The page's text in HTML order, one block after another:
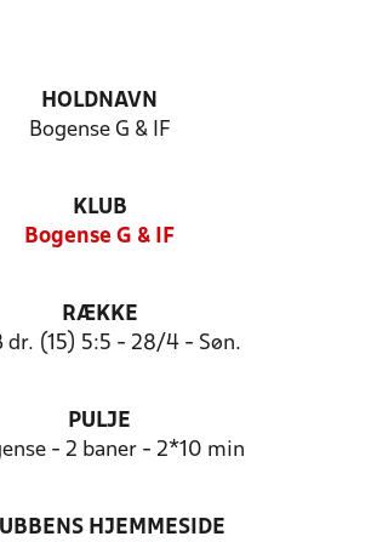
HOLDNAVN
Bogense G & IF
KLUB
Bogense G & IF
RÆKKE
dr. (15) 5:5 - 28/4 - Søn.
PULJE
- 2 baner - 2*10 min
HJEMMESIDE